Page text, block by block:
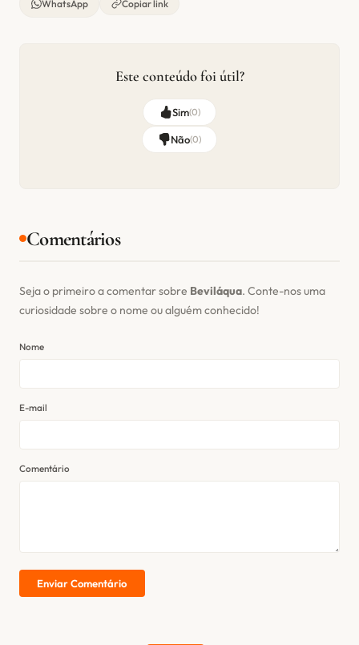
WhatsApp Copiar link
Este conteúdo foi útil?
Sim(0)
Não(0)
Comentários
Seja o primeiro a comentar sobre Beviláqua. Conte-nos uma
curiosidade sobre o nome ou alguém conhecido!
Nome
E-mail
Comentário
Enviar Comentário